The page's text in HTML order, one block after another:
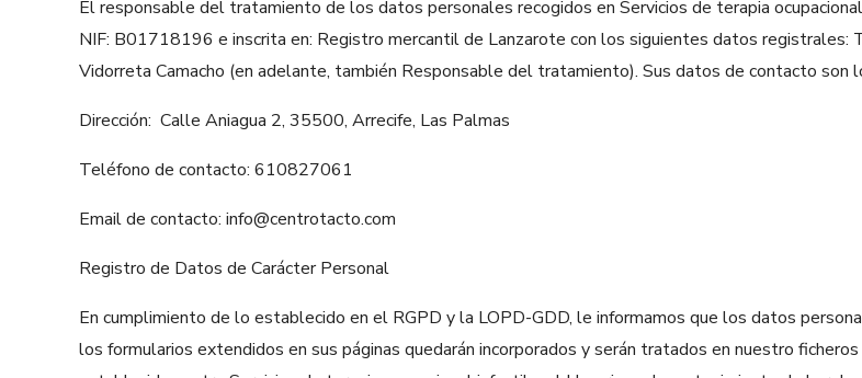
El responsable del tratamiento de los datos personales recogidos en Servicios de terapia
NIF: B01718196 e inscrita en: Registro mercantil de Lanzarote con los siguientes datos
Vidorreta Camacho (en adelante, también Responsable del tratamiento). Sus datos de contacto son
Dirección: Calle Aniagua 2, 35500, Arrecife, Las Palmas
Teléfono de contacto: 610827061
Email de contacto: info@centrotacto.com
Registro de Datos de Carácter Personal
En cumplimiento de lo establecido en el RGPD y la LOPD-GDD, le informamos que los datos
los formularios extendidos en sus páginas quedarán incorporados y serán tratados en nuestro